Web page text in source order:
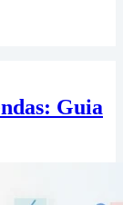
Guia